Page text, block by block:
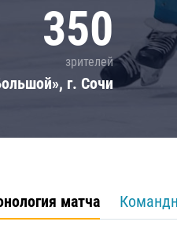
350
зрителей
г. Сочи
матча